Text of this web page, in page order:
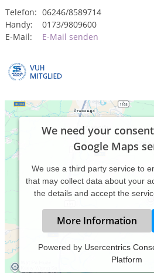
Telefon: 06246/8589714
Handy:
0173/9809600
E-Mail:
E-Mail senden
We need your
Google Maps
We use a third party service to
that may collect data about your
the details and accept the
More Information
Powered by Usercentrics
Platform
Praxiszeiten: